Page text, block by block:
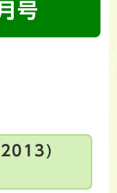
号